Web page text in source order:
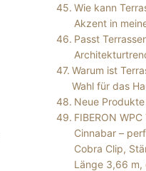
Wie kann
Akzent in
Passt
Warum ist
Wahl für das
Neue Produkte
FIBERON
Cinnabar –
Cobra Clip,
Länge 3,66